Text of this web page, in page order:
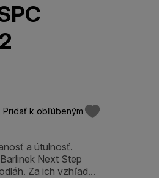
Pridať k obľúbeným
a útulnosť.
Next Step
Za ich vzhľad...